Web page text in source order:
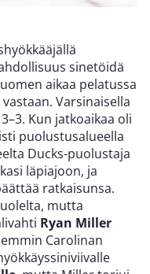
sinetöidä
aikaa pelatussa
Varsinaisella
Kun jatkoaikaa oli
puolustusalueella
Ducks-puolustaja
läpiajoon, ja
ratkaisunsa.
mutta
Ryan Miller
Carolinan